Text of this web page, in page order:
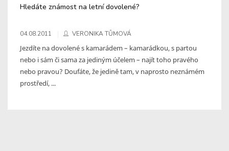
Hledáte známost na letní dovolené?
04.08.2011 VERONIKA TŮMOVÁ
Jezdíte na dovolené s kamarádem – kamarádkou, s partou
nebo i sám či sama za jediným účelem – najít toho pravého
nebo pravou? Doufáte, že jedině tam, v naprosto neznámém
prostředí, ...